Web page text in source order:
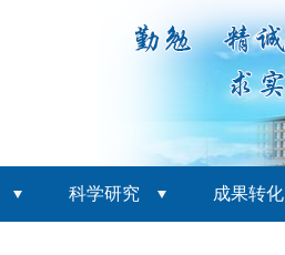
科学研究 成果转化